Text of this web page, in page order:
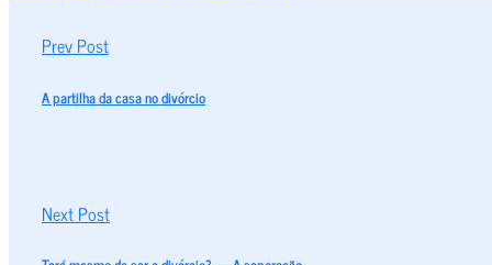
Prev Post
A partilha da casa no divórcio
Next Post